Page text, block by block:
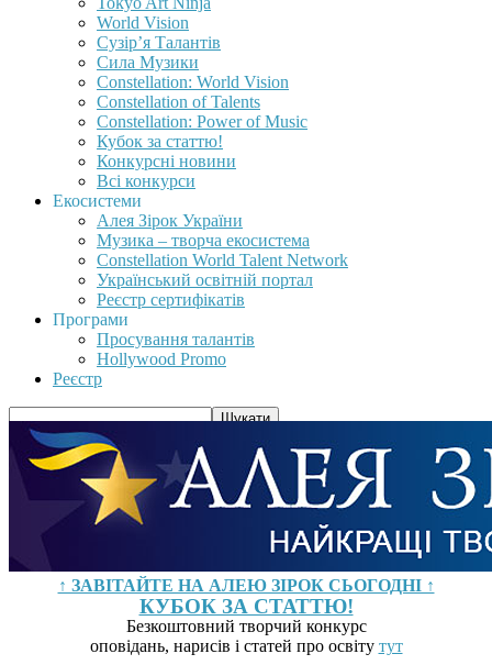
World Vision
Сузір’я Талантів
Сила Музики
Constellation: World Vision
Constellation of Talents
Constellation: Power of Music
Кубок за статтю!
Конкурсні новини
Всі конкурси
Екосистеми
Алея Зірок України
Музика – творча екосистема
Constellation World Talent Network
Український освітній портал
Реєстр сертифікатів
Програми
Просування талантів
Hollywood Promo
Реєстр
↑ ЗАВІТАЙТЕ НА АЛЕЮ ЗІРОК СЬОГОДНІ ↑
КУБОК ЗА СТАТТЮ!
Безкоштовний творчий конкурс
оповідань, нарисів і статей про освіту тут